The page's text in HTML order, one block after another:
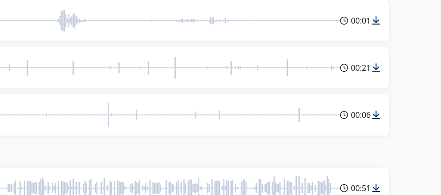
00:01
00:21
00:06
00:51